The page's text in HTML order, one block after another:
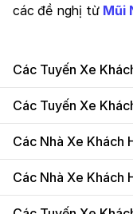
các đề nghị từ Mũi
Các Tuyến Xe
Các Tuyến Xe
Các Nhà Xe Khách
Các Nhà Xe Khách